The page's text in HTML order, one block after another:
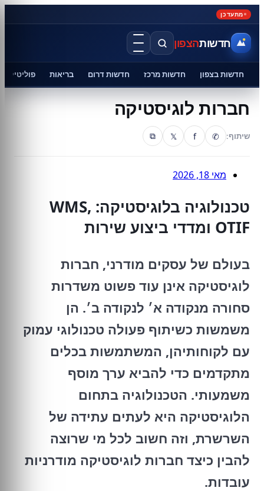
מתעדכן
חדשותהצפון
חדשות בצפון חדשות מרכז חדשות דרום בריאות פוליטיקה
חברות לוגיסטיקה
שיתוף: ✆
f
𝕏
⧉
מאי 18, 2026
טכנולוגיה בלוגיסטיקה: WMS,
OTIF ומדדי ביצוע שירות
בעולם של עסקים מודרני, חברות
לוגיסטיקה אינן עוד פשוט משדרות
סחורה מנקודה א׳ לנקודה ב׳. הן
משמשות כשיתוף פעולה טכנולוגי עמוק
עם לקוחותיהן, המשתמשות בכלים
מתקדמים כדי להביא ערך מוסף
משמעותי. הטכנולוגיה בתחום
הלוגיסטיקה היא לעתים עתידה של
השרשרת, וזה חשוב לכל מי שרוצה
להבין כיצד חברות לוגיסטיקה מודרניות
עובדות.